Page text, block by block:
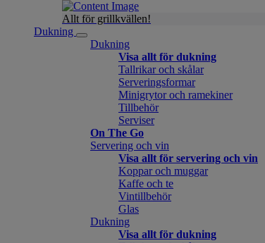
Allt för grillkvällen!
Dukning
Dukning
Visa allt för dukning
Tallrikar och skålar
Serveringsformar
Minigrytor och ramekiner
Tillbehör
Serviser
On The Go
Servering och vin
Visa allt för servering och vin
Koppar och muggar
Kaffe och te
Vintillbehör
Glas
Dukning
Visa allt för dukning